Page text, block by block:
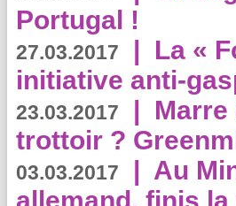
Portugal !
27.03.2017 | La «
initiative anti-
23.03.2017 |
trottoir ?
03.03.2017 | Au